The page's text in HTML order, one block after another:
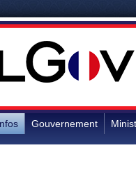
Gouvernement